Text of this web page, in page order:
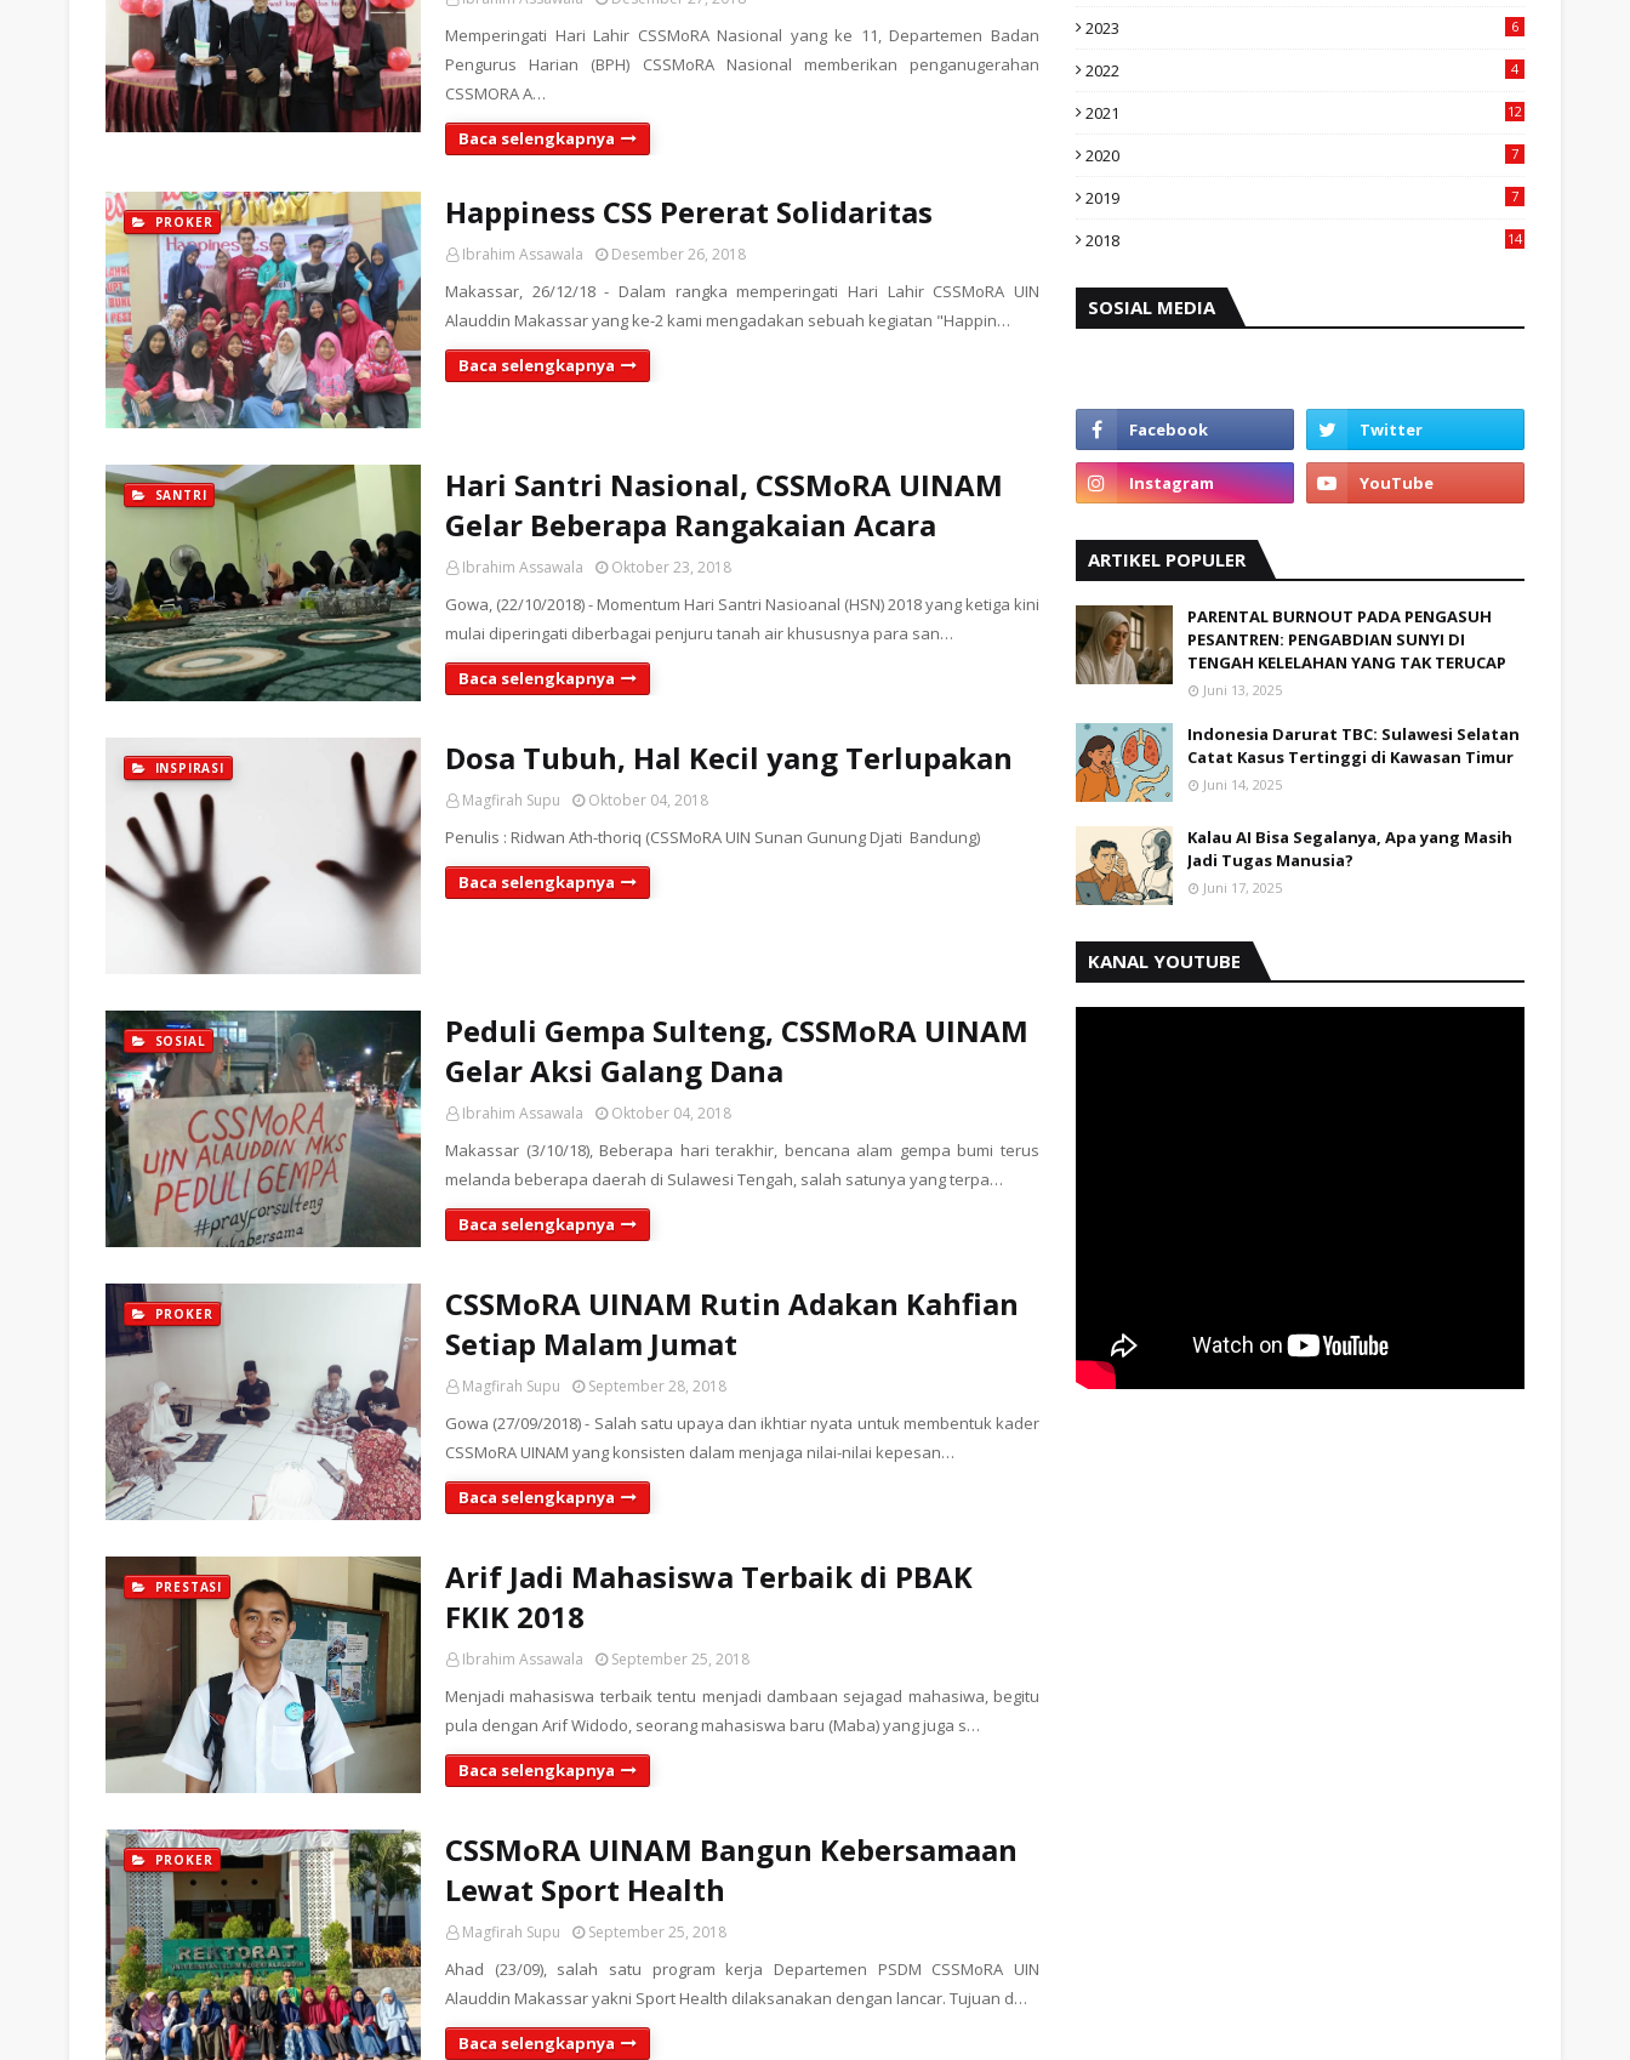
Memperingati Hari Lahir CSSMoRA Nasional yang ke 11, Departemen Badan
Pengurus Harian (BPH) CSSMoRA Nasional memberikan penganugerahan
CSSMORA A…
Baca selengkapnya
PROKER Happiness CSS Pererat Solidaritas
Ibrahim Assawala Desember 26, 2018
Makassar, 26/12/18 - Dalam rangka memperingati Hari Lahir CSSMoRA UIN
Alauddin Makassar yang ke-2 kami mengadakan sebuah kegiatan "Happin…
Baca selengkapnya
SANTRI
Hari Santri Nasional, CSSMoRA UINAM
Gelar Beberapa Rangakaian Acara
Ibrahim Assawala Oktober 23, 2018
Gowa, (22/10/2018) - Momentum Hari Santri Nasioanal (HSN) 2018 yang ketiga kini
mulai diperingati diberbagai penjuru tanah air khususnya para san…
Baca selengkapnya
INSPIRASI Dosa Tubuh, Hal Kecil yang Terlupakan
Magfirah Supu Oktober 04, 2018
Penulis : Ridwan Ath-thoriq (CSSMoRA UIN Sunan Gunung Djati Bandung)
Baca selengkapnya
SOSIAL
Peduli Gempa Sulteng, CSSMoRA UINAM
Gelar Aksi Galang Dana
Ibrahim Assawala Oktober 04, 2018
Makassar (3/10/18), Beberapa hari terakhir, bencana alam gempa bumi terus
melanda beberapa daerah di Sulawesi Tengah, salah satunya yang terpa…
Baca selengkapnya
PROKER
CSSMoRA UINAM Rutin Adakan Kahfian
Setiap Malam Jumat
Magfirah Supu September 28, 2018
Gowa (27/09/2018) - Salah satu upaya dan ikhtiar nyata untuk membentuk kader
CSSMoRA UINAM yang konsisten dalam menjaga nilai-nilai kepesan…
Baca selengkapnya
PRESTASI
Arif Jadi Mahasiswa Terbaik di PBAK
FKIK 2018
Ibrahim Assawala September 25, 2018
Menjadi mahasiswa terbaik tentu menjadi dambaan sejagad mahasiwa, begitu
pula dengan Arif Widodo, seorang mahasiswa baru (Maba) yang juga s…
Baca selengkapnya
PROKER
CSSMoRA UINAM Bangun Kebersamaan
Lewat Sport Health
Magfirah Supu September 25, 2018
Ahad (23/09), salah satu program kerja Departemen PSDM CSSMoRA UIN
Alauddin Makassar yakni Sport Health dilaksanakan dengan lancar. Tujuan d…
Baca selengkapnya
2023 6
2022 4
2021 12
2020 7
2019 7
2018 14
SOSIAL MEDIA
ARTIKEL POPULER
PARENTAL BURNOUT PADA PENGASUH
PESANTREN: PENGABDIAN SUNYI DI
TENGAH KELELAHAN YANG TAK TERUCAP
Juni 13, 2025
Indonesia Darurat TBC: Sulawesi Selatan
Catat Kasus Tertinggi di Kawasan Timur
Juni 14, 2025
Kalau AI Bisa Segalanya, Apa yang Masih
Jadi Tugas Manusia?
Juni 17, 2025
KANAL YOUTUBE